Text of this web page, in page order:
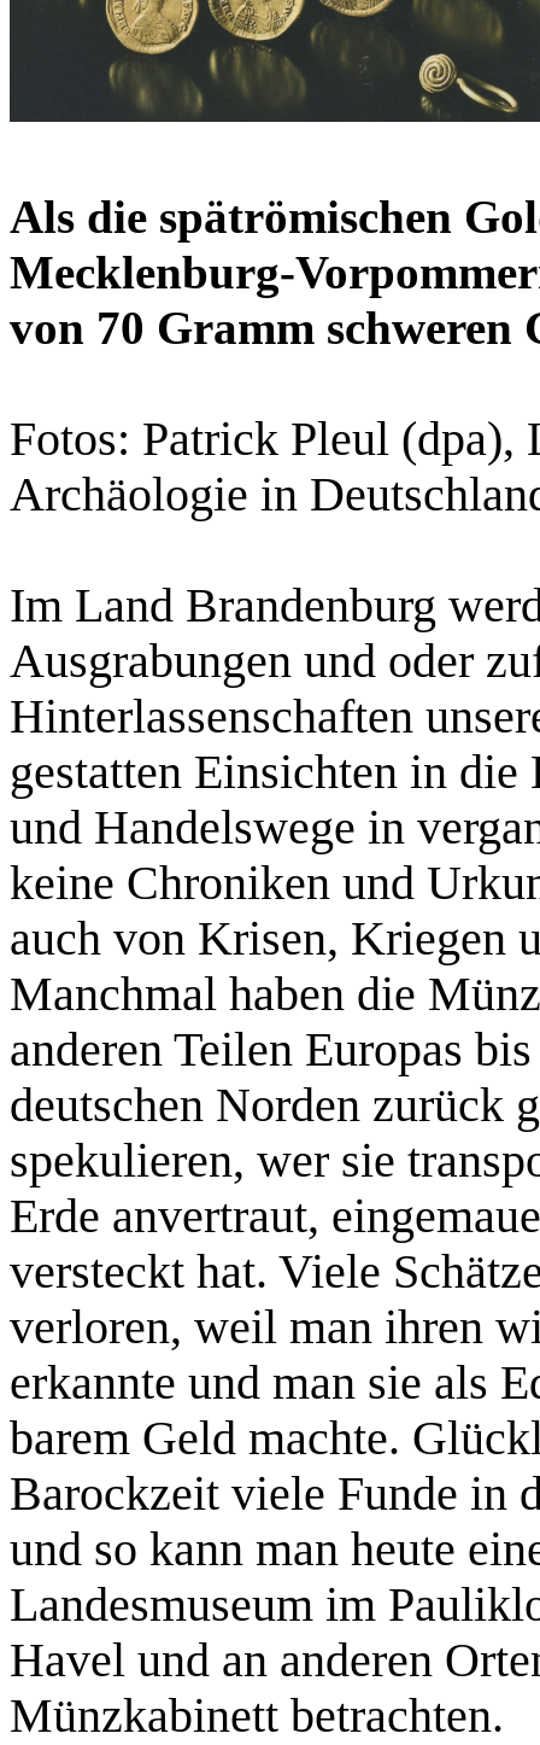
Als die spätrömischen
Mecklenburg-
von 70 Gramm
Fotos: Patrick Pleul (dpa),
Archäologie in
Im Land Brandenburg
Ausgrabungen und oder
Hinterlassenschaften
gestatten Einsichten in
und Handelswege in
keine Chroniken und
auch von Krisen, Kriegen
Manchmal haben die
anderen Teilen Europas
deutschen Norden zurück
spekulieren, wer sie
Erde anvertraut,
versteckt hat. Viele
verloren, weil man ihren
erkannte und man sie als
barem Geld machte.
Barockzeit viele Funde in
und so kann man heute
Landesmuseum im
Havel und an anderen
Münzkabinett betrachten.